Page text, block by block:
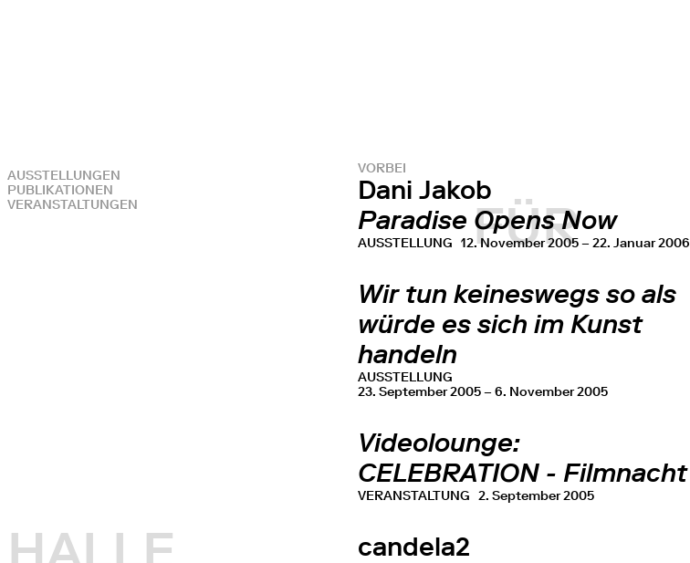
FÜR
AUSSTELLUNGEN
PUBLIKATIONEN
VERANSTALTUNGEN
VORBEI
Dani Jakob
Paradise Opens Now
AUSSTELLUNG 12. November 2005 – 22. Januar 2006
Wir tun keineswegs so als
würde es sich im Kunst
handeln
AUSSTELLUNG
23. September 2005 – 6. November 2005
Videolounge:
CELEBRATION - Filmnacht
VERANSTALTUNG 2. September 2005
candela2